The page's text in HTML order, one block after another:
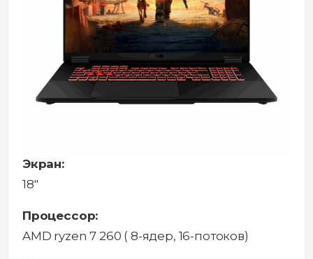
Экран:
18"
Процессор:
AMD ryzen 7 260 ( 8-ядер, 16-потоков)